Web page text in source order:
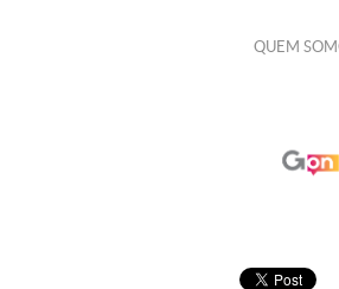
QUEM